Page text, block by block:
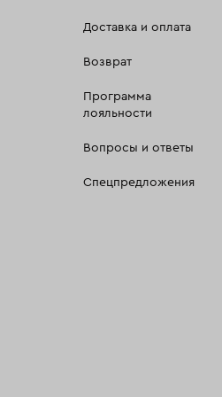
Доставка и оплата
Возврат
Программа
лояльности
Вопросы и ответы
Спецпредложения